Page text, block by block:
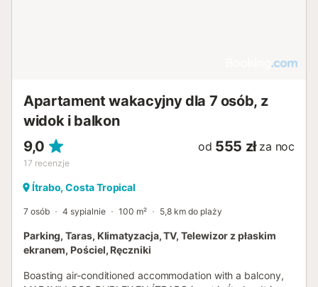
Apartament wakacyjny dla 7 osób, z
widok i balkon
9,0
17 recenzje
od 555 zł za noc
Ítrabo, Costa Tropical
7 osób 4 sypialnie 100 m² 5,8 km do plaży
Parking, Taras, Klimatyzacja, TV, Telewizor z płaskim
ekranem, Pościel, Ręczniki
Boasting air-conditioned accommodation with a balcony,